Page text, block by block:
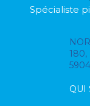
Spécialiste
180,
QUI